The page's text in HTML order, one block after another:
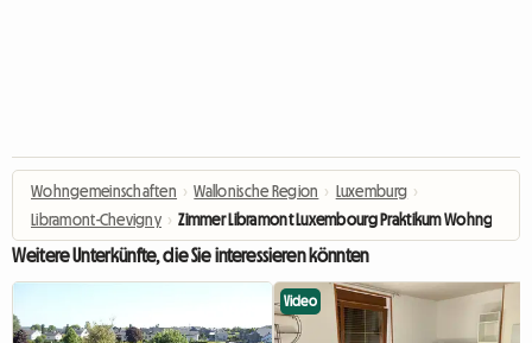
Wohngemeinschaften › Wallonische Region › Luxemburg ›
Libramont-Chevigny › Zimmer Libramont Luxembourg Praktikum
Weitere Unterkünfte, die Sie interessieren könnten
Video